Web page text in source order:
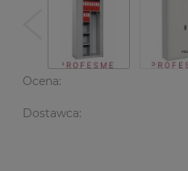
Ocena:
Dostawca: